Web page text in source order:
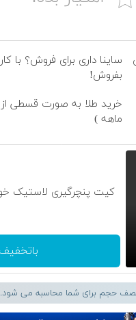
ساینا داری برای فروش؟ با
بفروش!
ماهه )
کیت پنچرگیری لاستیک
نصف حجم برای شما محاسبه می شود.